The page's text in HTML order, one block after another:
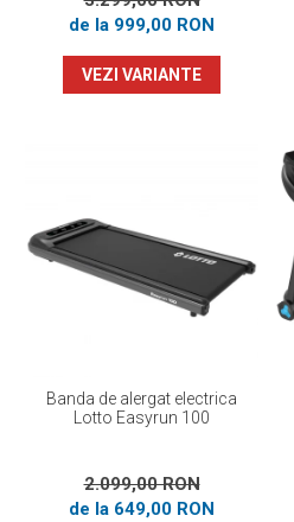
de la 999,00 RON
VEZI VARIANTE
Banda de alergat electrica
Lotto Easyrun 100
2.099,00 RON
de la 649,00 RON